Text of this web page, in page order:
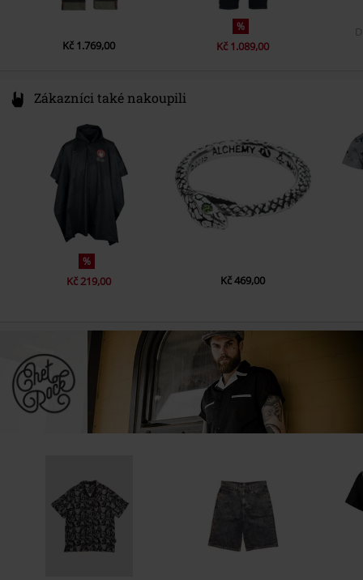
Kč 1.769,00
%
Kč 1.089,00
Zákazníci také nakoupili
%
Kč 219,00 Kč 469,00